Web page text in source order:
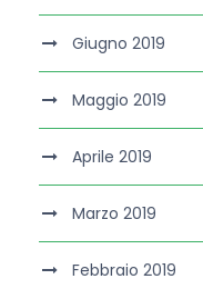
Giugno 2019
Maggio 2019
Aprile 2019
Marzo 2019
Febbraio 2019